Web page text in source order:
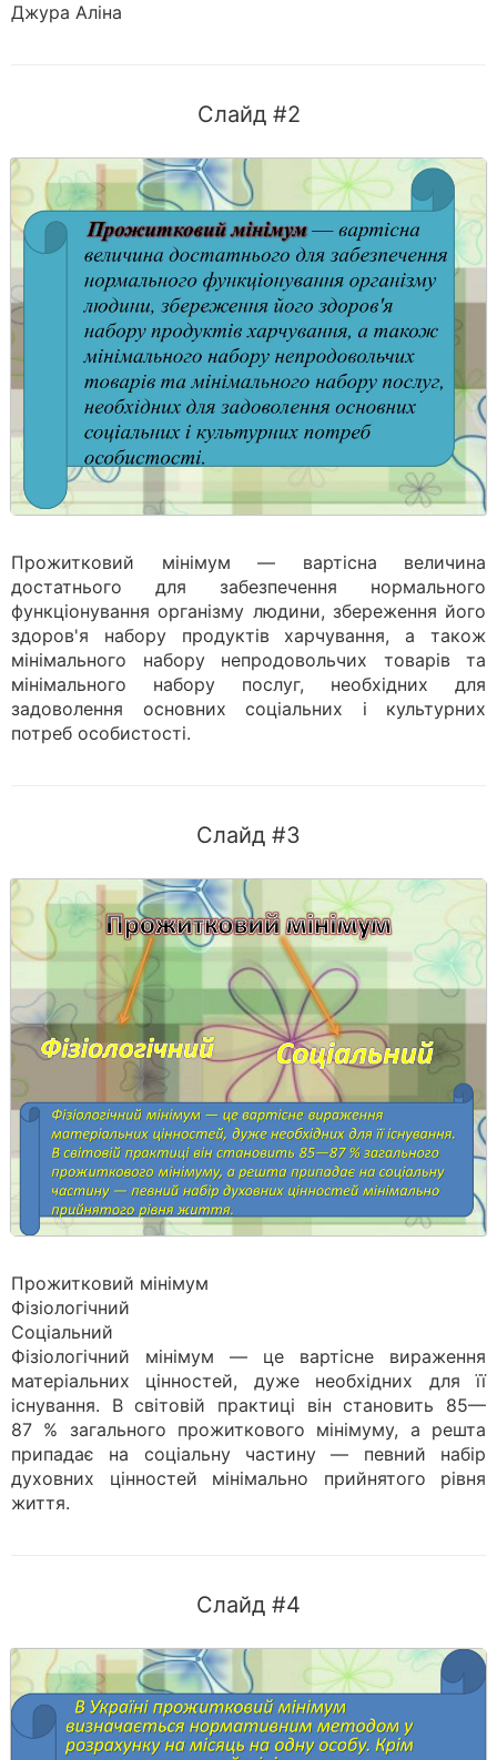
Джура Аліна
Слайд #2
Прожитковий мінімум — вартісна величина
достатнього для забезпечення нормального
функціонування організму людини, збереження його
здоров'я набору продуктів харчування, а також
мінімального набору непродовольчих товарів та
мінімального набору послуг, необхідних для
задоволення основних соціальних і культурних
потреб особистості.
Слайд #3
Прожитковий мінімум
Фізіологічний
Соціальний
Фізіологічний мінімум — це вартісне вираження
матеріальних цінностей, дуже необхідних для її
існування. В світовій практиці він становить 85—
87 % загального прожиткового мінімуму, а решта
припадає на соціальну частину — певний набір
духовних цінностей мінімально прийнятого рівня
життя.
Слайд #4